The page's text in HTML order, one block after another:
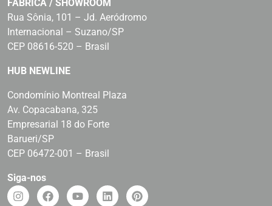
FÁBRICA / SHOWROOM
Rua Sônia, 101 – Jd. Aeródromo
Internacional – Suzano/SP
CEP 08616-520 – Brasil
HUB NEWLINE
Condomínio Montreal Plaza
Av. Copacabana, 325
Empresarial 18 do Forte
Barueri/SP
CEP 06472-001 – Brasil
Siga-nos